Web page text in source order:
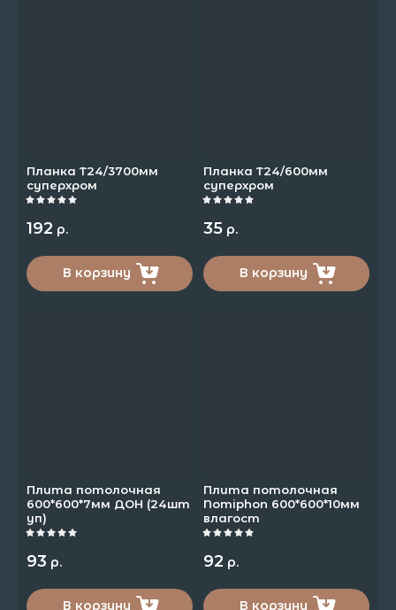
Планка Т24/3700мм
суперхром
192 р.
В корзину
Планка Т24/600мм
суперхром
35 р.
В корзину
Плита потолочная
600*600*7мм ДОН (24шт
уп)
93 р.
В корзину
Плита потолочная
Nomiphon 600*600*10мм
влагост
92 р.
В корзину